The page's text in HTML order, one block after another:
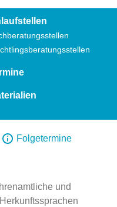
Folgetermine
und